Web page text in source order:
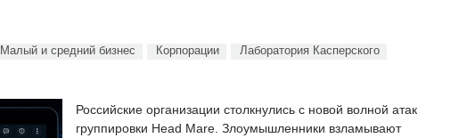
Малый и средний бизнес Корпорации Лаборатория Касперского
Российские организации столкнулись с новой волной атак
группировки Head Mare. Злоумышленники взламывают